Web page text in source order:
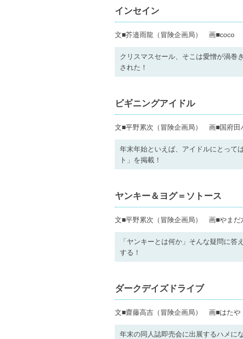
インセイン
文■芥邉雨龍（冒険企画局） 画■coco
クリスマスセール、そこは愛憎が渦巻
された！
ビギニングアイドル
文■平野累次（冒険企画局） 画■国府田
年末年始といえば、アイドルにとって
ト」を掲載！
ヤンキー＆ヨグ＝ソトース
文■平野累次（冒険企画局） 画■やまだ
「ヤンキーとは何か」そんな疑問に
する！
ダークデイズドライブ
文■齋藤高吉（冒険企画局） 画■はたや
年末の同人誌即売会に出展するハメに